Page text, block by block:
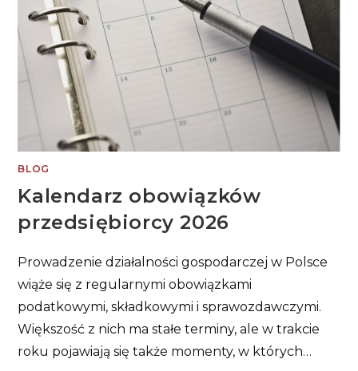
BLOG
Kalendarz obowiązków
przedsiębiorcy 2026
Prowadzenie działalności gospodarczej w Polsce
wiąże się z regularnymi obowiązkami
podatkowymi, składkowymi i sprawozdawczymi.
Większość z nich ma stałe terminy, ale w trakcie
roku pojawiają się także momenty, w których…